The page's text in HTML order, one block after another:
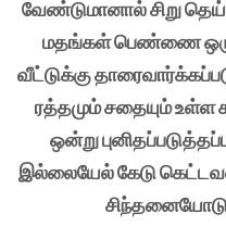
வேண்டுமானால் சிறு
மதங்கள் பெண்ணை ஒரு
வீட்டுக்கு
ரத்தமும் சதையும் உள்ள
ஒன்று
இல்லையேல் கேடு
சிந்தனையோடு